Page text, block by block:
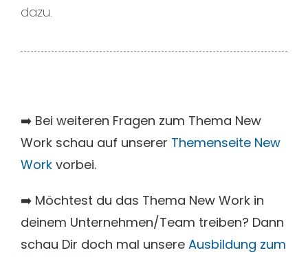
dazu.
➡️ Bei weiteren Fragen zum Thema New
Work schau auf unserer Themenseite New
Workvorbei.
➡️ Möchtest du das Thema New Work in
deinem Unternehmen/Team treiben? Dann
schau Dir doch mal unsere Ausbildung zum